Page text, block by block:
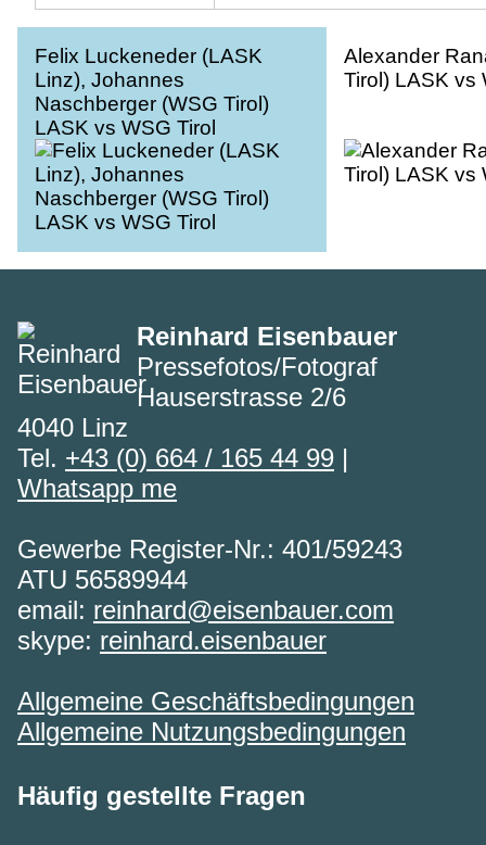
Felix Luckeneder (LASK
Linz), Johannes
Naschberger (WSG Tirol)
LASK vs WSG Tirol
Alexander
Tirol) LASK vs
Reinhard Eisenbauer
Pressefotos/Fotograf
Hauserstrasse 2/6
4040 Linz
Tel. +43 (0) 664 / 165 44 99 |
Whatsapp me
Gewerbe Register-Nr.: 401/59243
ATU 56589944
email: reinhard@eisenbauer.com
skype: reinhard.eisenbauer
Allgemeine Geschäftsbedingungen
Allgemeine Nutzungsbedingungen
Häufig gestellte Fragen